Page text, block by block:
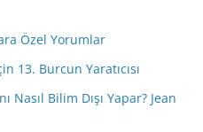
Özel Yorumlar
13. Burcun Yaratıcısı
Nasıl Bilim Dışı Yapar? Jean